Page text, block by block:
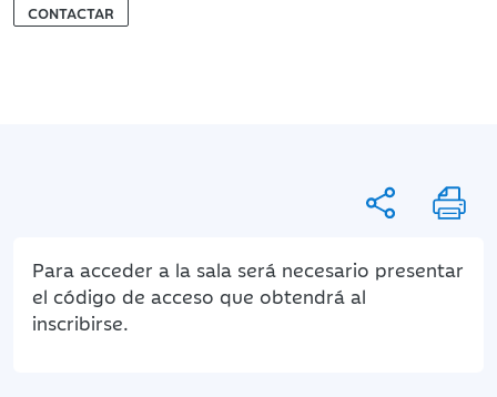
CONTACTAR
Para acceder a la sala será necesario presentar
el código de acceso que obtendrá al
inscribirse.